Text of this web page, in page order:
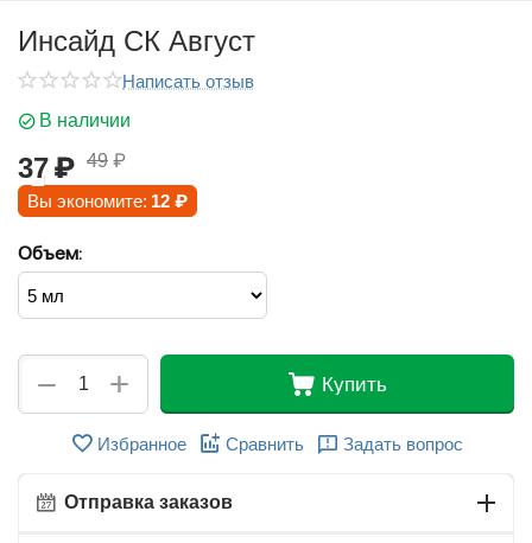
Инсайд СК Август
Написать отзыв
В наличии
37₽ 49 ₽
Вы экономите: 12 ₽
Объем:
+
− Купить
Избранное Сравнить Задать вопрос
Отправка заказов